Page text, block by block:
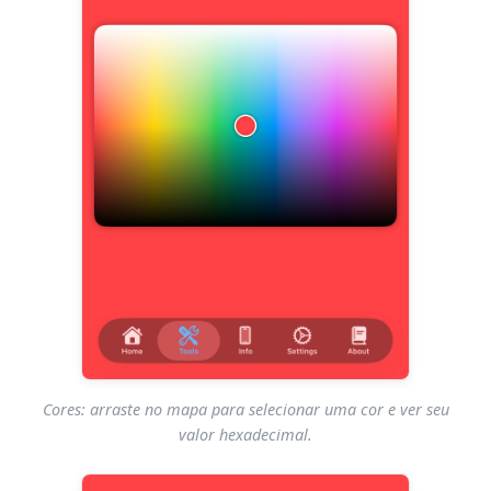
Cores: arraste no mapa para selecionar uma cor e ver seu
valor hexadecimal.